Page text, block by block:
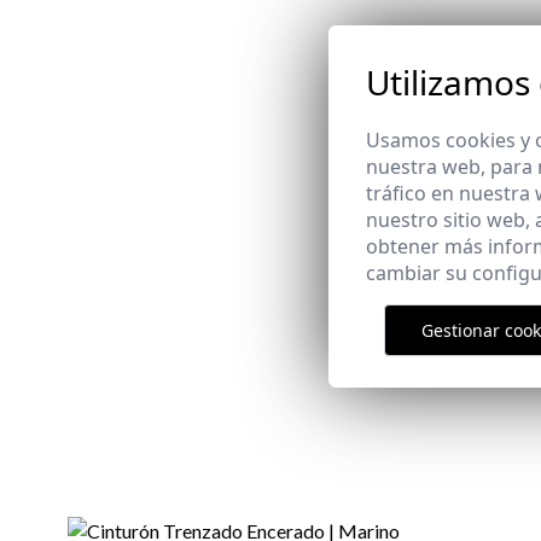
Utilizamos
Usamos cookies
nuestra web, para
tráfico en nuestra
nuestro sitio web,
obtener más
cambiar su
Gestionar